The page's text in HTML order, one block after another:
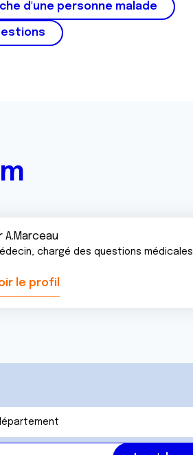
d'une personne malade
A.Marceau
chargé des questions médicales
le profil